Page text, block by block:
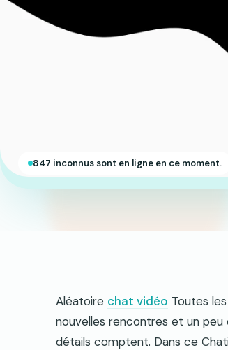
847 inconnus sont en ligne en ce moment.
Aléatoire chat vidéo Toutes
nouvelles rencontres et un peu
détails comptent. Dans ce